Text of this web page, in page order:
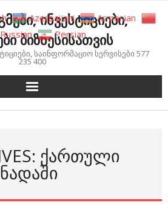
ინვესტიციები,
ბიზნესისათვის
საინფორმაციო სერვისები 577
235 400
ᲥᲐᲠᲗᲣᲚᲘ
Azerbaijani
Armenian
Russian Persian